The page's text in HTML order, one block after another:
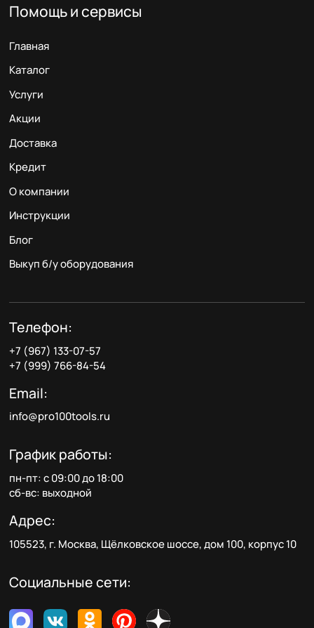
Помощь и сервисы
Главная
Каталог
Услуги
Акции
Доставка
Кредит
О компании
Инструкции
Блог
Выкуп б/у оборудования
Телефон:
+7 (967) 133-07-57
+7 (999) 766-84-54
Email:
info@pro100tools.ru
График работы:
пн-пт: с 09:00 до 18:00
сб-вс: выходной
Адрес:
105523, г. Москва, Щёлковское шоссе, дом 100, корпус 10
Социальные сети: